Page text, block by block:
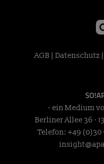
AGB | Datenschutz |
- ein Medium
Berliner Allee 36 ·
Telefon: +49 (0)30